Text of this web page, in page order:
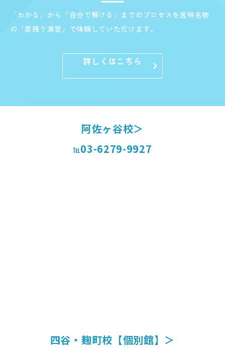
「わかる」から「自分で解ける」までのプロセスを医特名物
の「居残り演習」で体験していただけます。
詳しくはこちら
阿佐ヶ谷校＞
℡03-6279-9927
四谷・麹町校【個別館】＞